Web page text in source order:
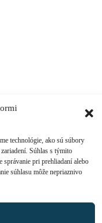
technológie, ako sú súbory
Súhlas s týmito
správanie pri prehliadaní alebo
súhlasu môže nepriaznivo